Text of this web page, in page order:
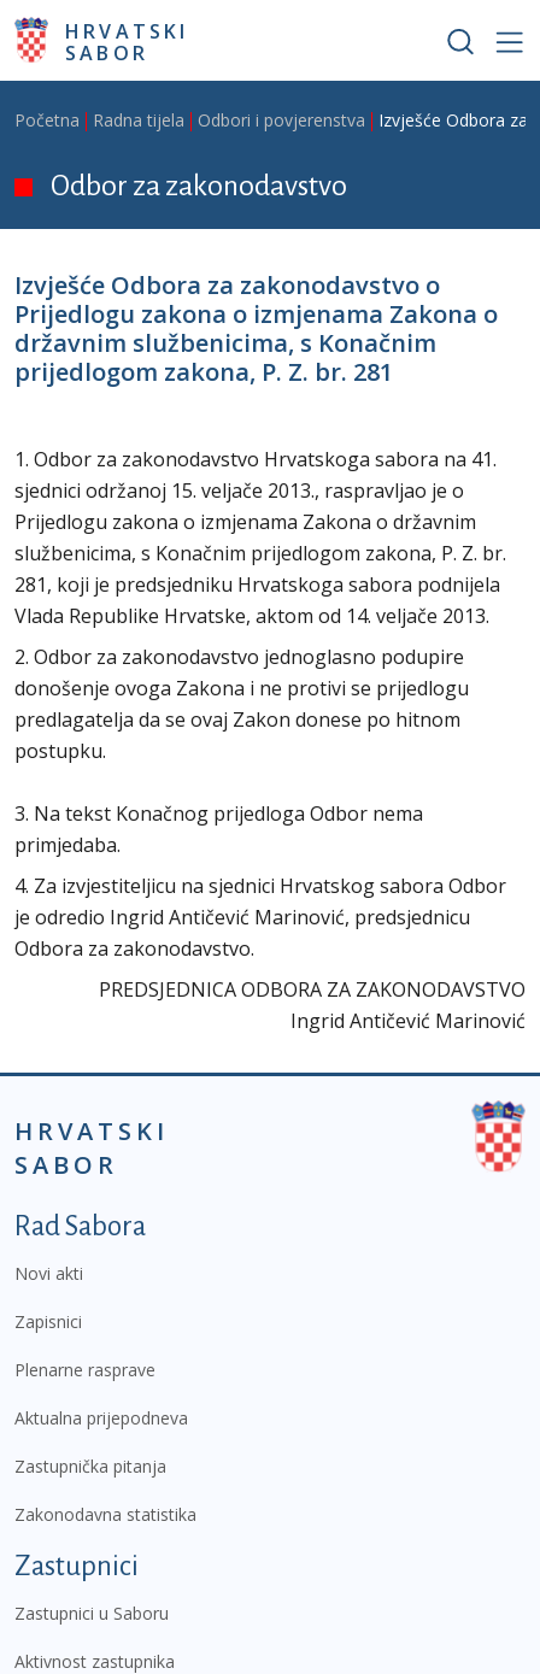
Skoči na glavni sadržaj
HRVATSKI
SABOR
Breadcrumb
Početna Radna tijela Odbori i povjerenstva Izvješće Odbora za
Odbor za zakonodavstvo
Izvješće Odbora za zakonodavstvo o
Prijedlogu zakona o izmjenama Zakona o
državnim službenicima, s Konačnim
prijedlogom zakona, P. Z. br. 281
1. Odbor za zakonodavstvo Hrvatskoga sabora na 41.
sjednici održanoj 15. veljače 2013., raspravljao je o
Prijedlogu zakona o izmjenama Zakona o državnim
službenicima, s Konačnim prijedlogom zakona, P. Z. br.
281, koji je predsjedniku Hrvatskoga sabora podnijela
Vlada Republike Hrvatske, aktom od 14. veljače 2013.
2. Odbor za zakonodavstvo jednoglasno podupire
donošenje ovoga Zakona i ne protivi se prijedlogu
predlagatelja da se ovaj Zakon donese po hitnom
postupku.
3. Na tekst Konačnog prijedloga Odbor nema
primjedaba.
4. Za izvjestiteljicu na sjednici Hrvatskog sabora Odbor
je odredio Ingrid Antičević Marinović, predsjednicu
Odbora za zakonodavstvo.
PREDSJEDNICA ODBORA ZA ZAKONODAVSTVO
Ingrid Antičević Marinović
HRVATSKI
SABOR
Podnožje prvi izbornik
Rad Sabora
Novi akti
Zapisnici
Plenarne rasprave
Aktualna prijepodneva
Zastupnička pitanja
Zakonodavna statistika
Zastupnici
Zastupnici u Saboru
Aktivnost zastupnika